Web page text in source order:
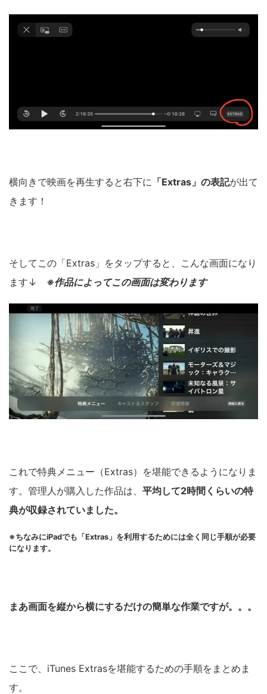
横向きで映画を再生すると右下に 「Extras」の表記が出て
きます！
そしてこの「Extras」をタップすると、こんな画面になり
ます↓ ※作品によってこの画面は変わります
これで特典メニュー（Extras）を堪能できるようになりま
す。管理人が購入した作品は、 平均して2時間くらいの特
典が収録されていました。
※ちなみにiPadでも「Extras」を利用するためには全く同じ手順が必要
になります。
まあ画面を縦から横にするだけの簡単な作業ですが。。。
ここで、iTunes Extrasを堪能するための手順をまとめま
す。